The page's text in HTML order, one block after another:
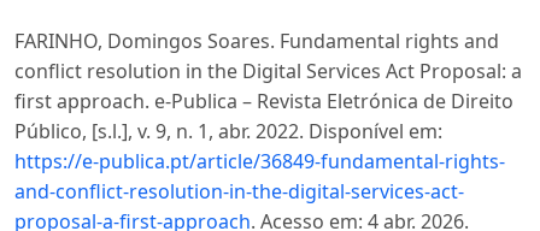
FARINHO, Domingos Soares. Fundamental rights and
conflict resolution in the Digital Services Act Proposal: a
first approach. e-Publica – Revista Eletrónica de Direito
Público, [s.l.], v. 9, n. 1, abr. 2022. Disponível em:
https://e-publica.pt/article/36849-fundamental-rights-
and-conflict-resolution-in-the-digital-services-act-
proposal-a-first-approach. Acesso em: 4 abr. 2026.